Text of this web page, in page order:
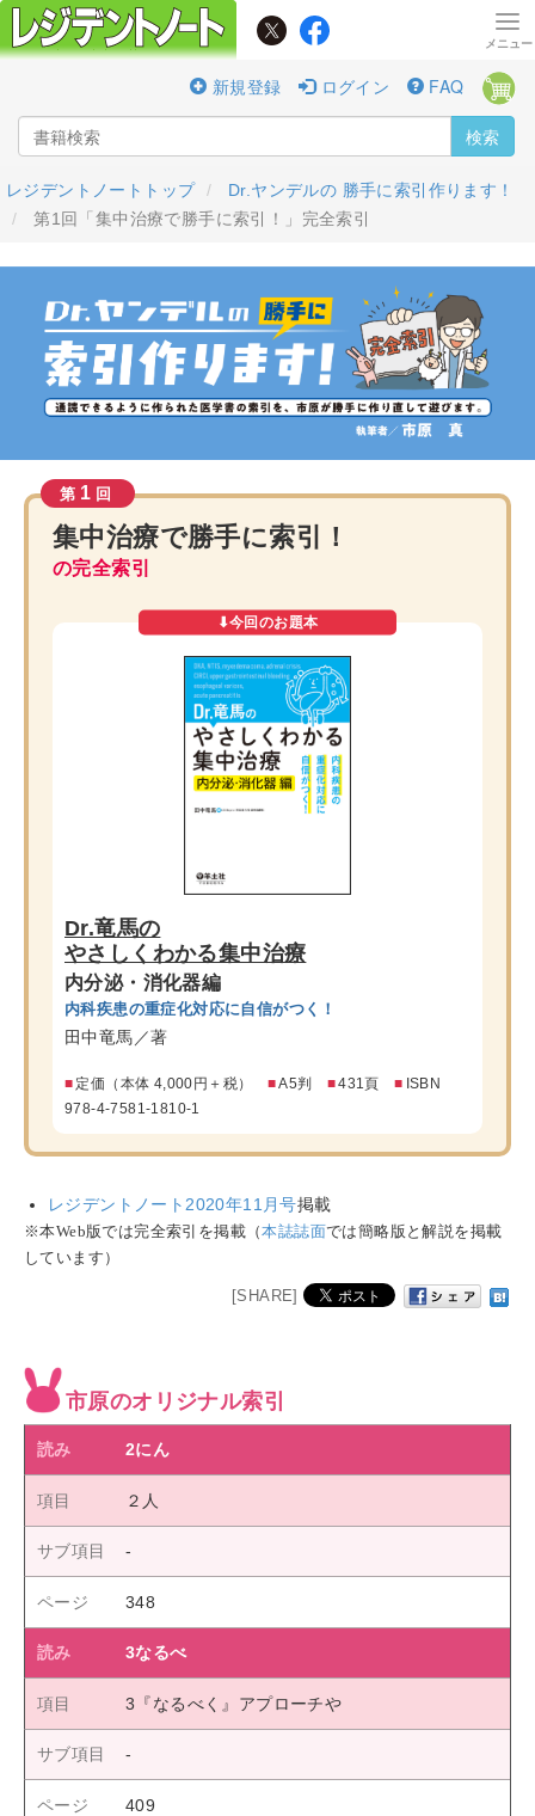
新規登録 ログイン FAQ
検索
レジデントノートトップ
Dr.ヤンデルの 勝手に索引作ります！
第1回「集中治療で勝手に索引！」完全索引
第 1 回
集中治療で勝手に索引！
の完全索引
Dr.竜馬の
やさしくわかる集中治療
内分泌・消化器編
内科疾患の重症化対応に自信がつく！
田中竜馬／著
■ 定価（本体 4,000円＋税） ■A5判 ■431頁■ ISBN
978-4-7581-1810-1
レジデントノート2020年11月号掲載
※本Web版では完全索引を掲載（本誌誌面では簡略版と解説を掲載
しています）
[SHARE]
市原のオリジナル索引
2にん
２人
348
3なるべ
3『なるべく』アプローチや
409